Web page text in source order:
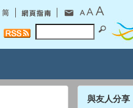
與友人分享